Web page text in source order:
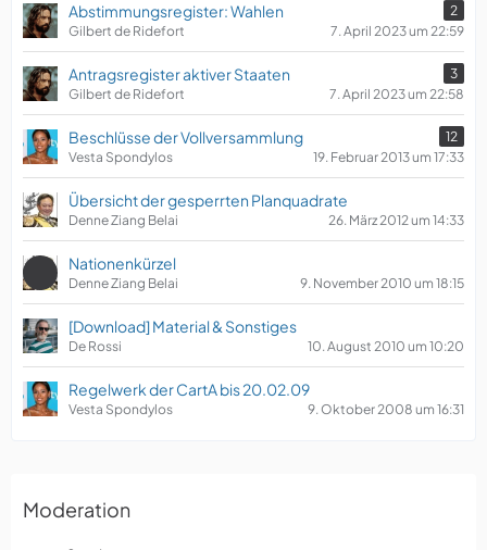
Abstimmungsregister: Wahlen
2
Gilbert de Ridefort
7. April 2023 um 22:59
Antragsregister aktiver Staaten
3
Gilbert de Ridefort
7. April 2023 um 22:58
Beschlüsse der Vollversammlung
12
Vesta Spondylos
19. Februar 2013 um 17:33
Übersicht der gesperrten Planquadrate
Denne Ziang Belai 26. März 2012 um 14:33
Nationenkürzel
Denne Ziang Belai 9. November 2010 um 18:15
[Download] Material & Sonstiges
De Rossi 10. August 2010 um 10:20
Regelwerk der CartA bis 20.02.09
Vesta Spondylos 9. Oktober 2008 um 16:31
Moderation